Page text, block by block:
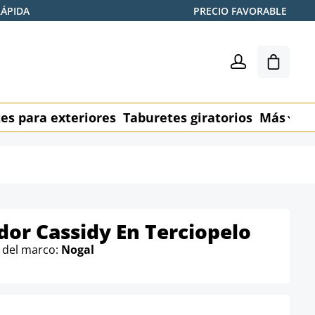
PRECIO FAVORABLE
El
para exteriores Taburetes giratorios Más
Cassidy En Terciopelo
marco: Nogal